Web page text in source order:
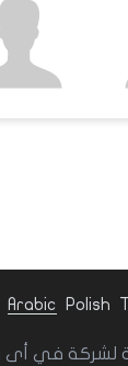
Polish
Arabic